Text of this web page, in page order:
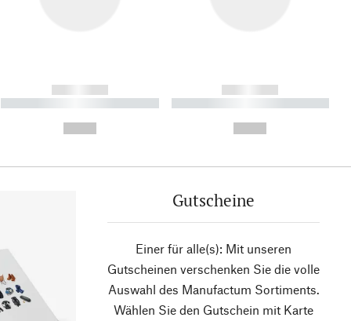
------------
----------- ----------- ----------
------------
----------- ----------- ----------
Gutscheine
Einer für alle(s): Mit unseren
Gutscheinen verschenken Sie die volle
Auswahl des Manufactum Sortiments.
Wählen Sie den Gutschein mit Karte